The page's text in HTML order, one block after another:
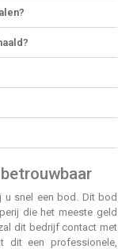
u snel een bod. Dit bod
die het meeste geld
dit bedrijf contact met
dit een professionele,